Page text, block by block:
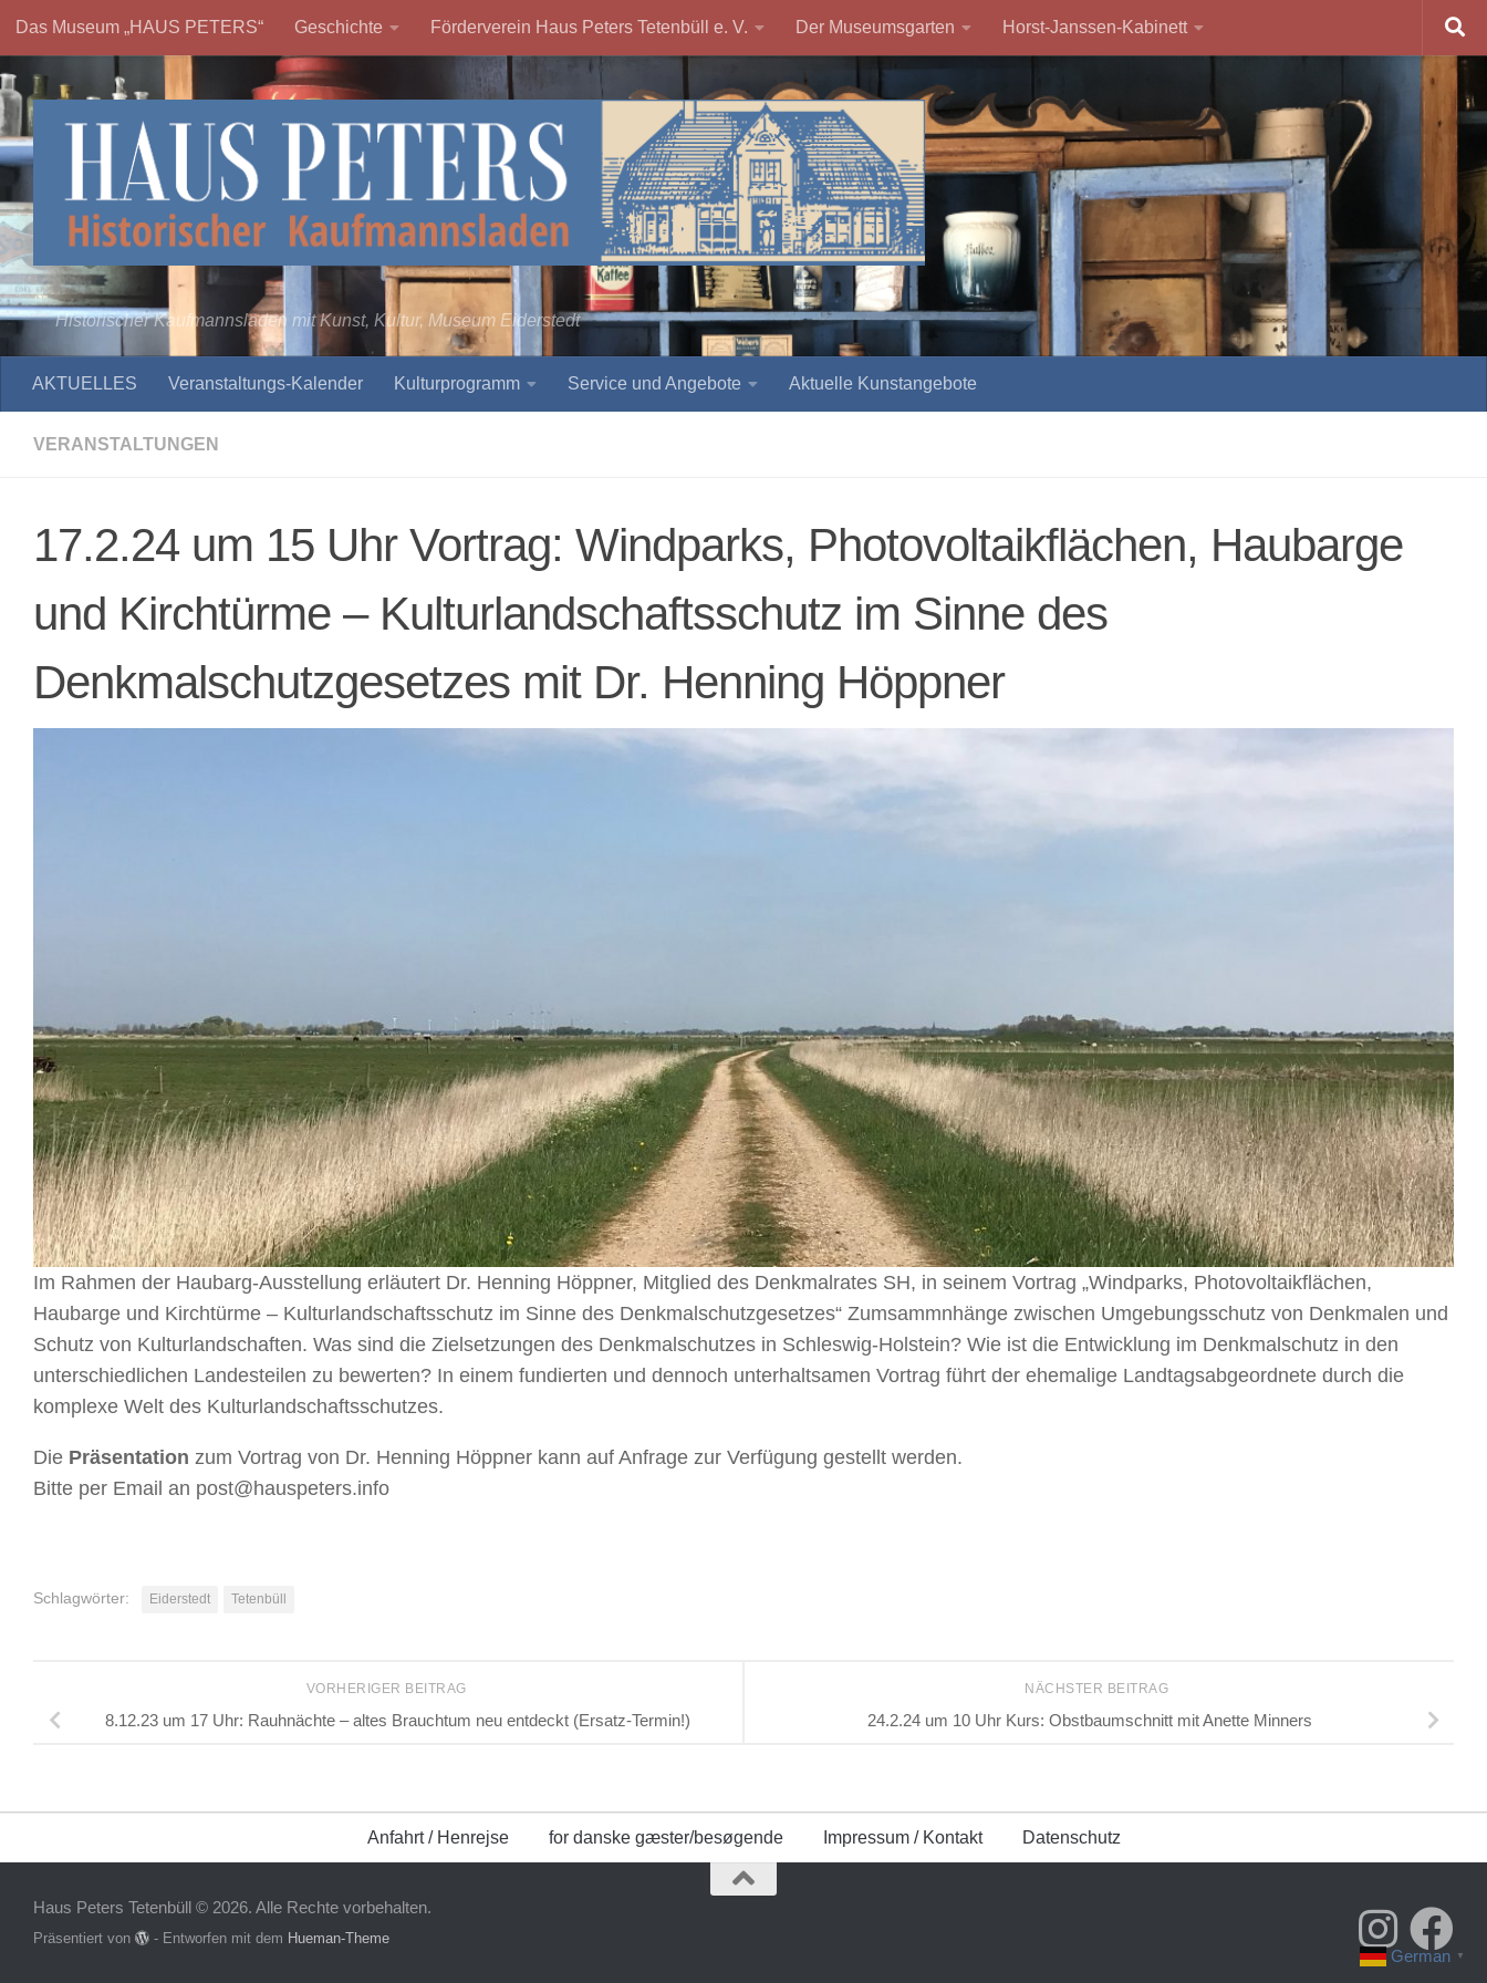
Zum Inhalt springen
Das Museum „HAUS PETERS“ Geschichte Förderverein Haus Peters Tetenbüll e. V. Der Museumsgarten Horst-Janssen-Kabinett
Historischer Kaufmannsladen mit Kunst, Kultur, Museum Eiderstedt
AKTUELLES Veranstaltungs-Kalender Kulturprogramm Service und Angebote Aktuelle Kunstangebote
VERANSTALTUNGEN
17.2.24 um 15 Uhr Vortrag: Windparks, Photovoltaikflächen, Haubarge
und Kirchtürme – Kulturlandschaftsschutz im Sinne des
Denkmalschutzgesetzes mit Dr. Henning Höppner
Im Rahmen der Haubarg-Ausstellung erläutert Dr. Henning Höppner, Mitglied des Denkmalrates SH, in seinem Vortrag „Windparks, Photovoltaikflächen,
Haubarge und Kirchtürme – Kulturlandschaftsschutz im Sinne des Denkmalschutzgesetzes“ Zumsammnhänge zwischen Umgebungsschutz von Denkmalen und
Schutz von Kulturlandschaften. Was sind die Zielsetzungen des Denkmalschutzes in Schleswig-Holstein? Wie ist die Entwicklung im Denkmalschutz in den
unterschiedlichen Landesteilen zu bewerten? In einem fundierten und dennoch unterhaltsamen Vortrag führt der ehemalige Landtagsabgeordnete durch die
komplexe Welt des Kulturlandschaftsschutzes.
Die Präsentation zum Vortrag von Dr. Henning Höppner kann auf Anfrage zur Verfügung gestellt werden.
Bitte per Email an post@hauspeters.info
Schlagwörter: Eiderstedt Tetenbüll
NÄCHSTER BEITRAG
24.2.24 um 10 Uhr Kurs: Obstbaumschnitt mit Anette Minners
VORHERIGER BEITRAG
8.12.23 um 17 Uhr: Rauhnächte – altes Brauchtum neu entdeckt (Ersatz-Termin!)
Anfahrt / Henrejse for danske gæster/besøgende Impressum / Kontakt Datenschutz
Haus Peters Tetenbüll © 2026. Alle Rechte vorbehalten.
Präsentiert von - Entworfen mit dem Hueman-Theme
German ▼